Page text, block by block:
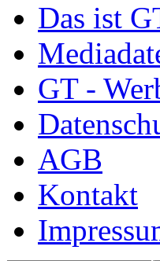
Das ist
GT -
AGB
Kontakt